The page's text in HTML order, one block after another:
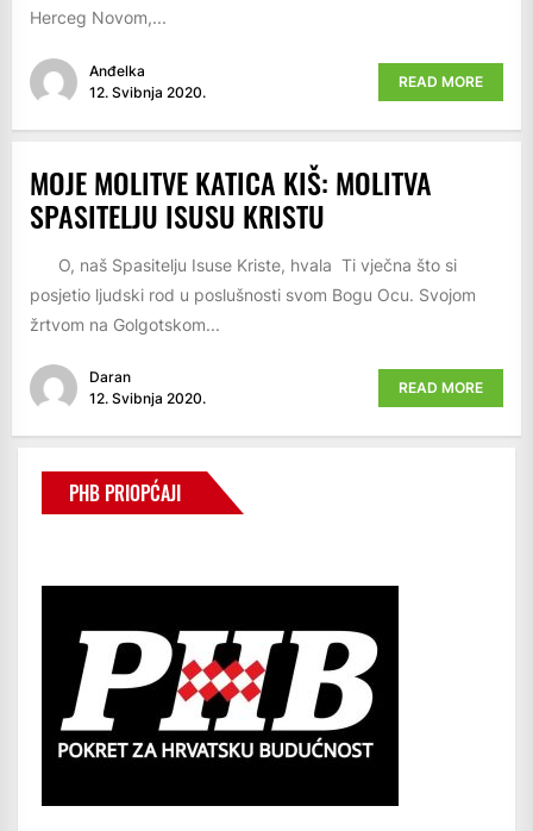
Herceg Novom,...
Anđelka
12. Svibnja 2020.
READ MORE
MOJE MOLITVE KATICA KIŠ: MOLITVA
SPASITELJU ISUSU KRISTU
O, naš Spasitelju Isuse Kriste, hvala Ti vječna što si
posjetio ljudski rod u poslušnosti svom Bogu Ocu. Svojom
žrtvom na Golgotskom...
Daran
12. Svibnja 2020.
READ MORE
PHB PRIOPĆAJI